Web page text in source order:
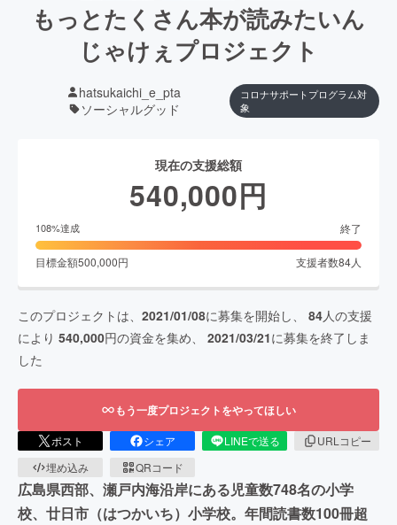
もっとたくさん本が読みたいん
じゃけぇプロジェクト
hatsukaichi_e_pta
ソーシャルグッド
コロナサポートプログラム対
象
現在の支援総額
540,000円
108%達成 終了
目標金額500,000円 支援者数84人
このプロジェクトは、 2021/01/08に募集を開始し、 84人の支援
により 540,000円の資金を集め、 2021/03/21に募集を終了しま
した
もう一度プロジェクトをやってほしい
ポスト シェア LINEで送る
URLコピー
埋め込み
QRコード
広島県西部、瀬戸内海沿岸にある児童数748名の小学
校、廿日市（はつかいち）小学校。年間読書数100冊超